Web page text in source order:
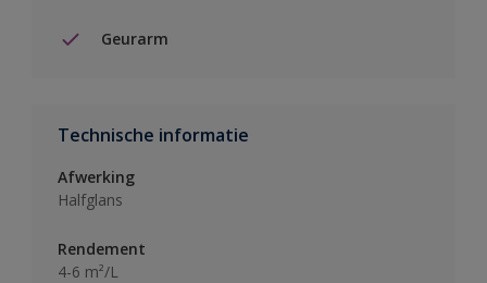
Geurarm
Technische informatie
Afwerking
Halfglans
Rendement
4-6 m²/L